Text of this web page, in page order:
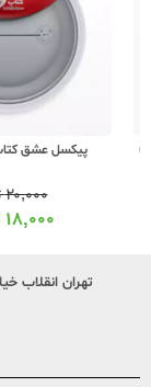
پیکسل عشق کتاب
۲۰,۰۰۰
۱۸,۰۰۰
تهران انقلاب خیابان ۱۲ فروردین پایین تر از